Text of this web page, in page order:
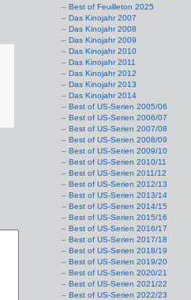
Best of Feuilleton 2025
Das Kinojahr 2007
Das Kinojahr 2008
Das Kinojahr 2009
Das Kinojahr 2010
Das Kinojahr 2011
Das Kinojahr 2012
Das Kinojahr 2013
Das Kinojahr 2014
Best of US-Serien 2005/06
Best of US-Serien 2006/07
Best of US-Serien 2007/08
Best of US-Serien 2008/09
Best of US-Serien 2009/10
Best of US-Serien 2010/11
Best of US-Serien 2011/12
Best of US-Serien 2012/13
Best of US-Serien 2013/14
Best of US-Serien 2014/15
Best of US-Serien 2015/16
Best of US-Serien 2016/17
Best of US-Serien 2017/18
Best of US-Serien 2018/19
Best of US-Serien 2019/20
Best of US-Serien 2020/21
Best of US-Serien 2021/22
Best of US-Serien 2022/23